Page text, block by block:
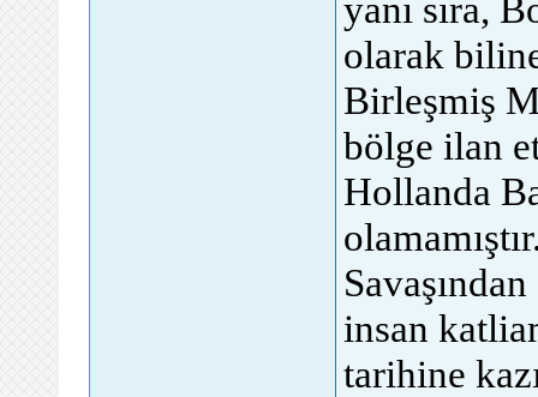
olarak
Birleşmiş
bölge ilan
Hollanda
insan
tarihine